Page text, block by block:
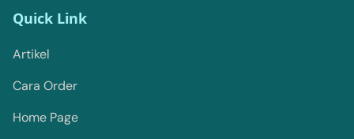
Quick Link
Artikel
Cara Order
Home Page